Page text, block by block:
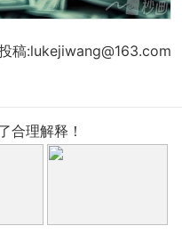
稿:lukejiwang@163.com
合理解释！